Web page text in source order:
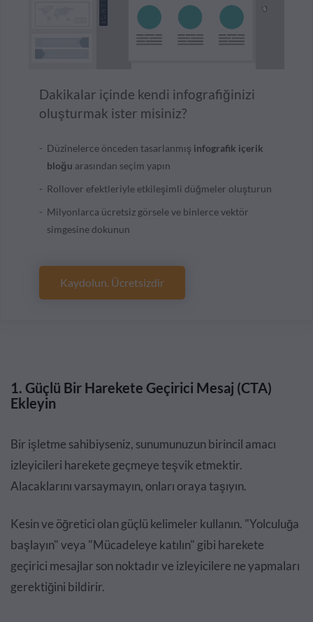
Dakikalar içinde kendi infografiğinizi
oluşturmak ister misiniz?
Düzinelerce önceden tasarlanmış infografik içerik
bloğu arasından seçim yapın
Rollover efektleriyle etkileşimli düğmeler oluşturun
Milyonlarca ücretsiz görsele ve binlerce vektör
simgesine dokunun
Kaydolun. Ücretsizdir
1. Güçlü Bir Harekete Geçirici Mesaj (CTA)
Ekleyin
Bir işletme sahibiyseniz, sunumunuzun birincil amacı
izleyicileri harekete geçmeye teşvik etmektir.
Alacaklarını varsaymayın, onları oraya taşıyın.
Kesin ve öğretici olan güçlü kelimeler kullanın. "Yolculuğa
başlayın" veya "Mücadeleye katılın" gibi harekete
geçirici mesajlar son noktadır ve izleyicilere ne yapmaları
gerektiğini bildirir.